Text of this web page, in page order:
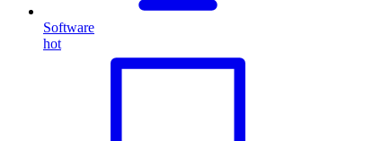
Software
hot